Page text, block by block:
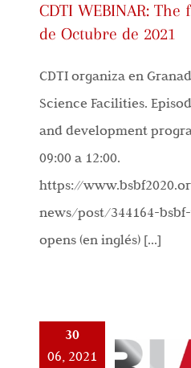
CDTI WEBINAR:
de Octubre de 2021
CDTI organiza en
Science Facilities.
and development
09:00 a 12:00.
https://
news/post/344164-
opens (en inglés) [...]
30
06, 2021